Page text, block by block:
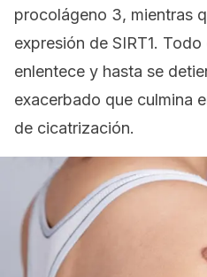
procolágeno 3, mientras
expresión de SIRT1.
enlentece y hasta se
exacerbado que culmina
de cicatrización.